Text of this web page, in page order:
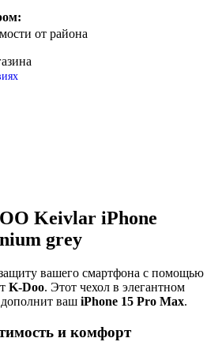
от района
Keivlar iPhone
grey
вашего смартфона с помощью
K-Doo. Этот чехол в элегантном
дополнит ваш iPhone 15 Pro Max.
и комфорт